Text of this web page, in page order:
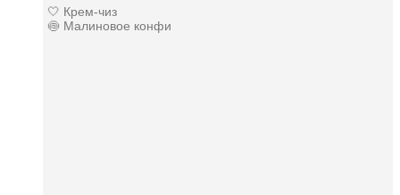
🤍 Крем-чиз
🍥 Малиновое конфи